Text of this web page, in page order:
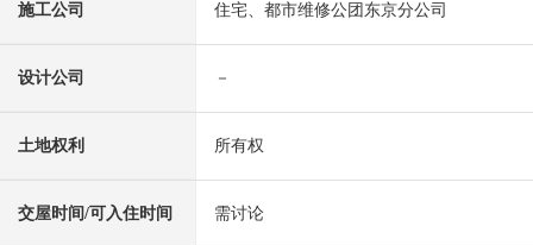
施工公司 住宅、都市维修公团东京分公司
设计公司 －
土地权利 所有权
交屋时间/可入住时间 需讨论